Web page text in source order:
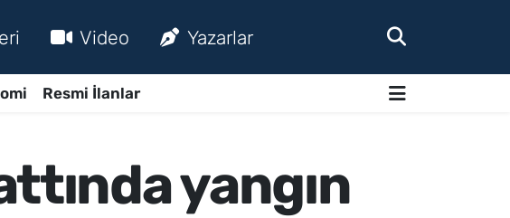
Video Yazarlar
Resmi İlanlar
yangın